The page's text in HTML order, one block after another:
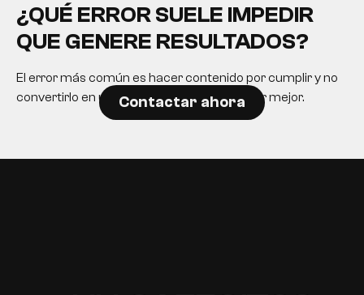
¿QUÉ ERROR SUELE IMPEDIR
QUE GENERE RESULTADOS?
El error más común es hacer contenido por cumplir y no
convertirlo en una herramienta para decidir mejor.
Contactar ahora